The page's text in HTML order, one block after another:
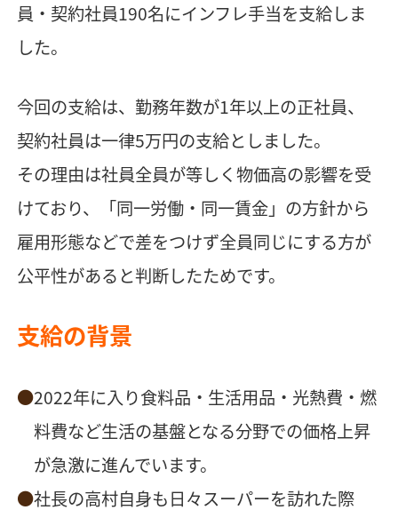
員・契約社員190名にインフレ手当を支給しま
した。
今回の支給は、勤務年数が1年以上の正社員、
契約社員は一律5万円の支給としました。
その理由は社員全員が等しく物価高の影響を受
けており、「同一労働・同一賃金」の方針から
雇用形態などで差をつけず全員同じにする方が
公平性があると判断したためです。
支給の背景
2022年に⼊り⾷料品・⽣活⽤品・光熱費・燃
料費など⽣活の基盤となる分野での価格上昇
が急激に進んでいます。
社長の高村自身も日々スーパーを訪れた際